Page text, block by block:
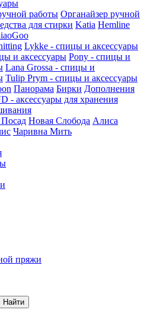
работы Органайзер ручной
для стирки Katia Hemline
Lykke - спицы и аксессуары
и аксессуары Pony - спицы и
Lana Grossa - спицы и
Tulip Prym - спицы и аксессуары
Панорама Бирки Дополнения
- аксессуары для хранения
Новая Слобода Алиса
Чаривна Мить
пряжи
Найти